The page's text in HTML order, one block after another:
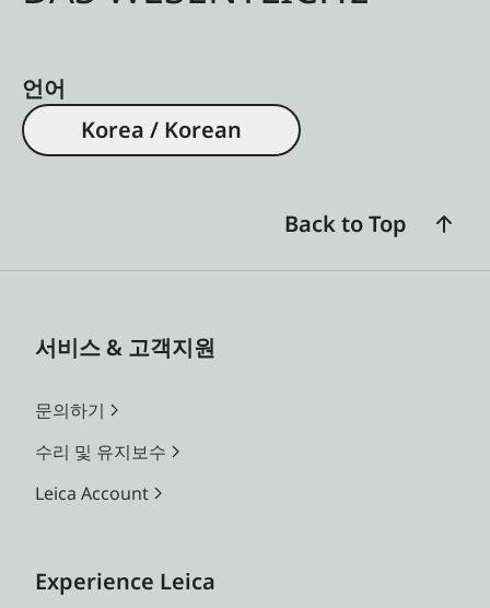
언어
Korea / Korean
Back to Top
서비스 & 고객지원
문의하기
수리 및 유지보수
Leica Account
Experience Leica